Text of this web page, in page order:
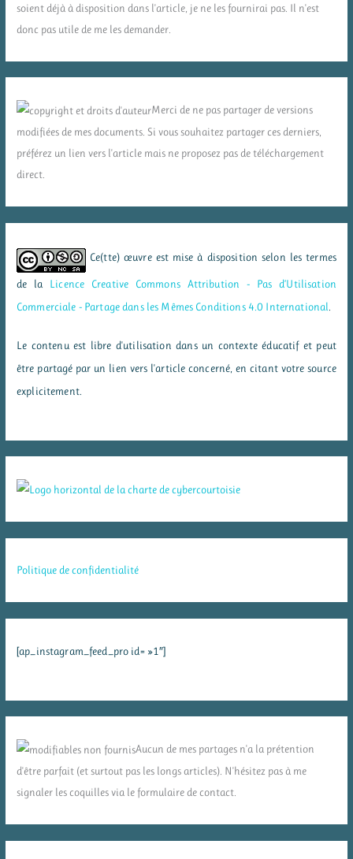
soient déjà à disposition dans l'article, je ne les fournirai pas. Il n'est
donc pas utile de me les demander.
Merci de ne pas partager de versions
modifiées de mes documents. Si vous souhaitez partager ces derniers,
préférez un lien vers l'article mais ne proposez pas de téléchargement
direct.
Ce(tte) œuvre est mise à disposition selon les termes
de la Licence Creative Commons Attribution - Pas d’Utilisation
Commerciale - Partage dans les Mêmes Conditions 4.0 International.
Le contenu est libre d'utilisation dans un contexte éducatif et peut
être partagé par un lien vers l'article concerné, en citant votre source
explicitement.
Politique de confidentialité
[ap_instagram_feed_pro id= »1″]
Aucun de mes partages n'a la prétention
d'être parfait (et surtout pas les longs articles). N'hésitez pas à me
signaler les coquilles via le formulaire de contact.